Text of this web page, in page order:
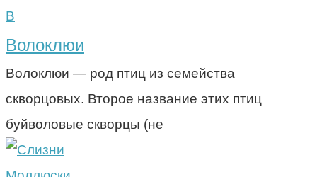
В
Волоклюи
Волоклюи — род птиц из семейства
скворцовых. Второе название этих птиц
буйволовые скворцы (не